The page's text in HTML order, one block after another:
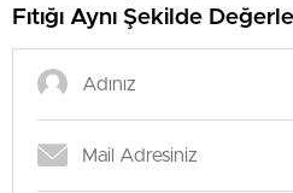
Fıtığı Aynı Şekilde